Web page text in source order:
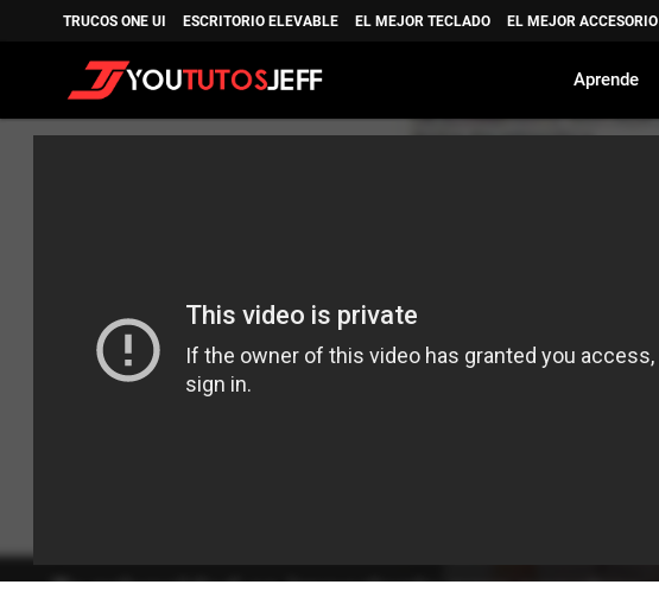
TRUCOS ONE UI ESCRITORIO ELEVABLE EL MEJOR TECLADO EL MEJOR ACCESORIO
Aprende